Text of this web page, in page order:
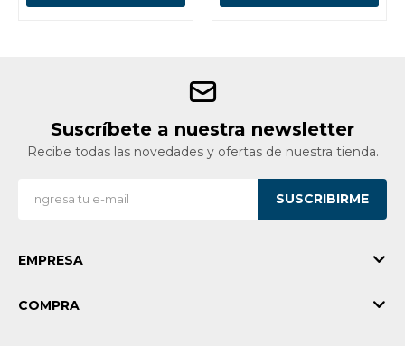
Suscríbete a nuestra newsletter
Recibe todas las novedades y ofertas de nuestra tienda.
SUSCRIBIRME
EMPRESA
COMPRA